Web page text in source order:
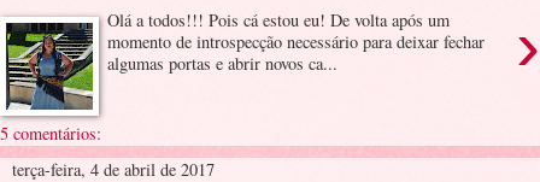
›
Olá a todos!!! Pois cá estou eu! De volta após um
momento de introspecção necessário para deixar fechar
algumas portas e abrir novos ca...
5 comentários:
terça-feira, 4 de abril de 2017